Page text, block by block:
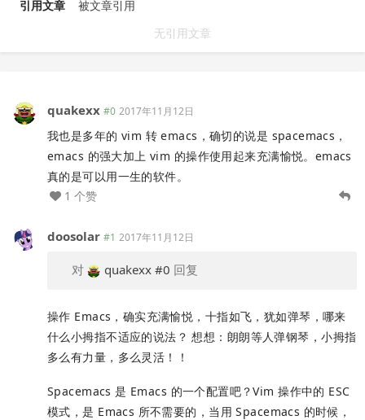
引用文章
被文章引用
无引用文章
quakexx #0 2017年11月12日
我也是多年的 vim 转 emacs，确切的说是 spacemacs，
emacs 的强大加上 vim 的操作使用起来充满愉悦。emacs
真的是可以用一生的软件。
1 个赞
doosolar #1 2017年11月12日
对 quakexx #0 回复
操作 Emacs，确实充满愉悦，十指如飞，犹如弹琴，哪来
什么小拇指不适应的说法？ 想想：朗朗等人弹钢琴，小拇指
多么有力量，多么灵活！！
Spacemacs 是 Emacs 的一个配置吧？Vim 操作中的 ESC
模式，是 Emacs 所不需要的，当用 Spacemacs 的时候，